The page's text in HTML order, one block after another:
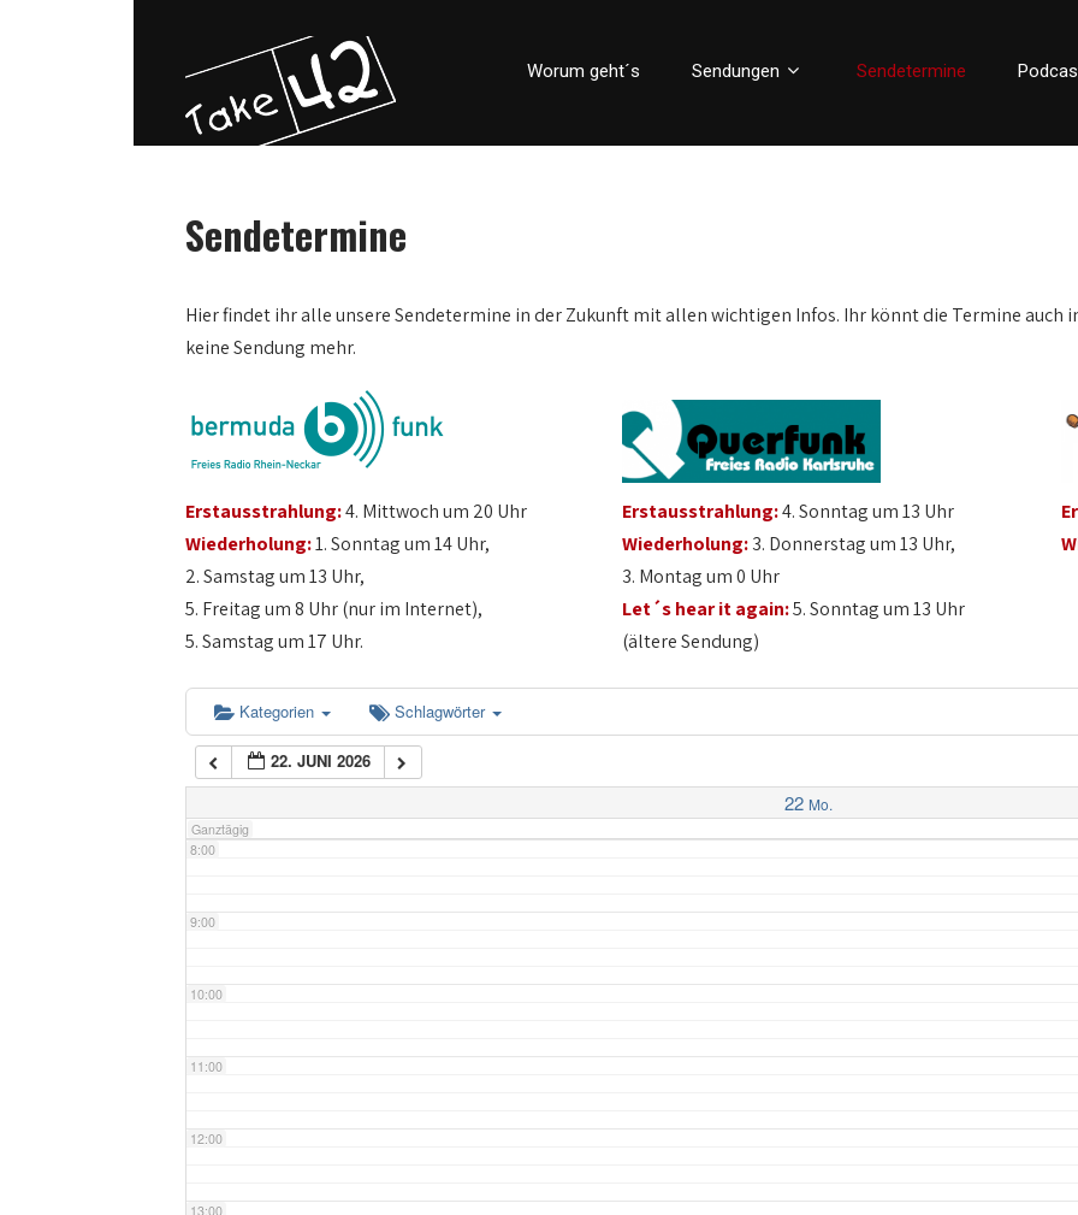
Worum geht´s Sendungen Sendetermine
Sendetermine
Hier findet ihr alle unsere Sendetermine in der Zukunft mit allen wichtigen Infos. Ihr könnt die Termine auch
keine Sendung mehr.
Erstausstrahlung:4. Mittwoch um 20 Uhr
Wiederholung:1. Sonntag um 14 Uhr,
2. Samstag um 13 Uhr,
5. Freitag um 8 Uhr (nur im Internet),
5. Samstag um 17 Uhr.
Erstausstrahlung:4. Sonntag um 13 Uhr
Wiederholung:3. Donnerstag um 13 Uhr,
3. Montag um 0 Uhr
Let´s hear it again:5. Sonntag um 13 Uhr
(ältere Sendung)
Kategorien Schlagwörter
22. JUNI 2026
22 Mo.
Ganztägig
1:00
2:00
5:00
6:00
7:00
8:00
9:00
10:00
11:00
12:00
13:00